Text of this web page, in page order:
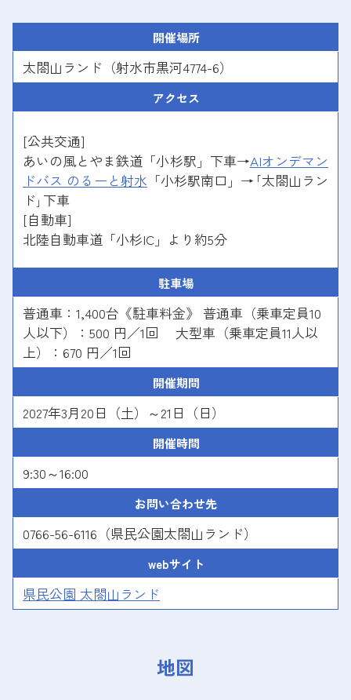
開催場所
太閤山ランド（射水市黒河4774-6）
アクセス
[公共交通]
あいの風とやま鉄道「小杉駅」下車→AIオンデマン
ドバス のるーと射水 「小杉駅南口」→｢太閤山ラン
ド｣下車
[自動車]
北陸自動車道「小杉IC」より約5分
駐車場
普通車：1,400台《駐車料金》 普通車（乗車定員10
人以下）：500 円／1回 大型車（乗車定員11人以
上）：670 円／1回
開催期間
2027年3月20日（土）～21日（日）
開催時間
9:30～16:00
お問い合わせ先
0766-56-6116（県民公園太閤山ランド）
webサイト
県民公園 太閤山ランド
地図